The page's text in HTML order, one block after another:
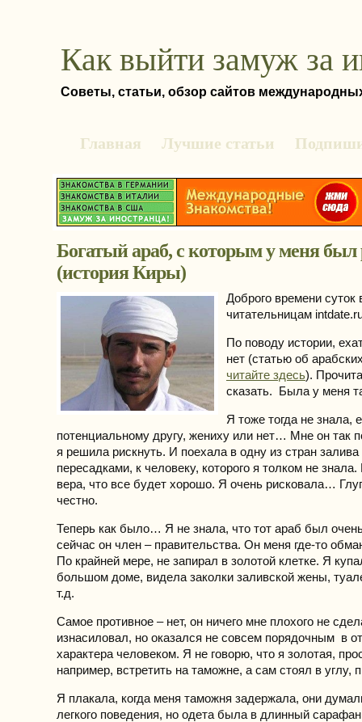
Как выйти замуж за
Советы, статьи, обзор сайтов
Главная Лучшие статьи
Богатый араб, с которым у меня был
(история Киры)
Доброго времени суток
читательницам
По поводу истории,
нет (статью об
читайте здесь).
сказать. Была у меня
Я тоже тогда не знала,
потенциальному другу, жениху или нет… Мне он так
я решила рискнуть. И поехала в одну из стран
пересадками, к человеку, которого я толком не
вера, что все будет хорошо. Я очень рисковала…
честно.
Теперь как было… Я не знала, что тот араб был
сейчас он член – правительства. Он меня где-то
По крайней мере, не запирал в золотой клетке. Я
большом доме, видела заколки заливской жены,
т.д.
Самое противное – нет, он ничего мне плохого не
изнасиловал, но оказался не совсем порядочным в
характера человеком. Я не говорю, что я золотая,
например, встретить на таможне, а сам стоял в углу,
Я плакала, когда меня таможня задержала, они
легкого поведения, но одета была в длинный